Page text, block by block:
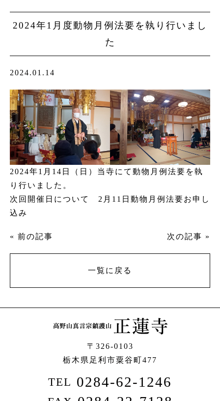
2024年1月度動物月例法要を執り行いまし
た
2024.01.14
2024年1月14日（日）当寺にて動物月例法要を執
り行いました。
次回開催日について 2月11日動物月例法要お申し
込み
« 前の記事 次の記事 »
一覧に戻る
〒326-0103
栃木県足利市粟谷町477
TEL 0284-62-1246